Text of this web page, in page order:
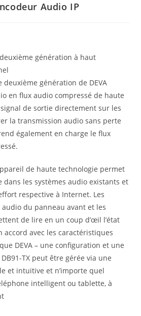
Audio IP
génération à haut
deuxième génération de DEVA
en flux audio compressé de haute
de sortie directement sur les
la transmission audio sans perte
également en charge le flux
de haute technologie permet
les systèmes audio existants et
respective à Internet. Les
du panneau avant et les
de lire en un coup d’œil l’état
accord avec les caractéristiques
DEVA – une configuration et une
TX peut être gérée via une
et intuitive et n’importe quel
intelligent ou tablette, à